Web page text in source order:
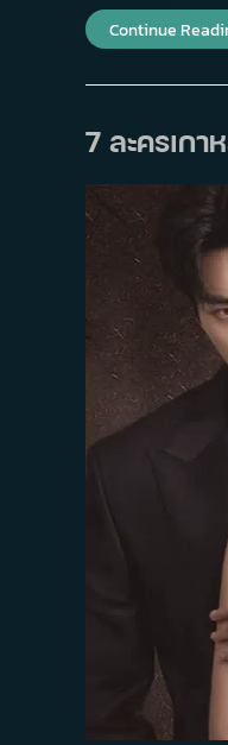
Continue
7 ละครเกา